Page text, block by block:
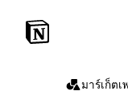
มาร์เก็ตเ